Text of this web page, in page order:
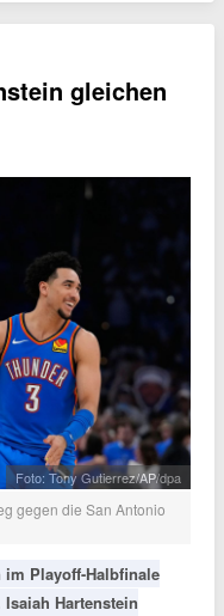
gleichen
Foto: Tony Gutierrez/AP/dpa
gegen die San Antonio
im Playoff-Halbfinale
Hartenstein